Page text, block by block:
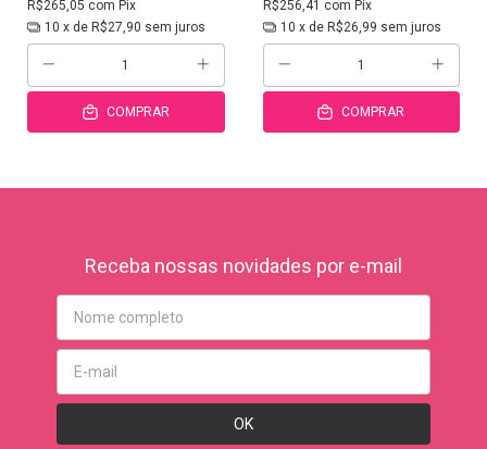
R$265,05 com Pix
10 x de R$27,90 sem juros
COMPRAR
R$256,41 com Pix
10 x de R$26,99 sem juros
COMPRAR
Receba nossas novidades por e-mail